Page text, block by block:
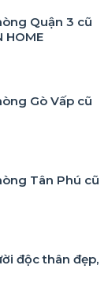
Quận 3 cũ
Gò Vấp cũ
Tân Phú cũ
độc thân đẹp,